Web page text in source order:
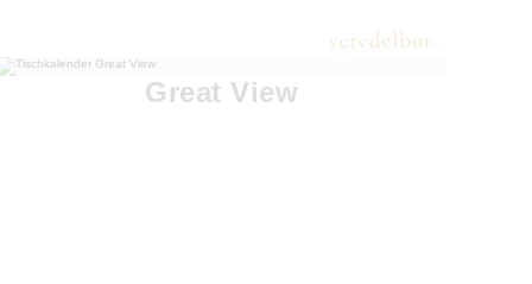
Great View